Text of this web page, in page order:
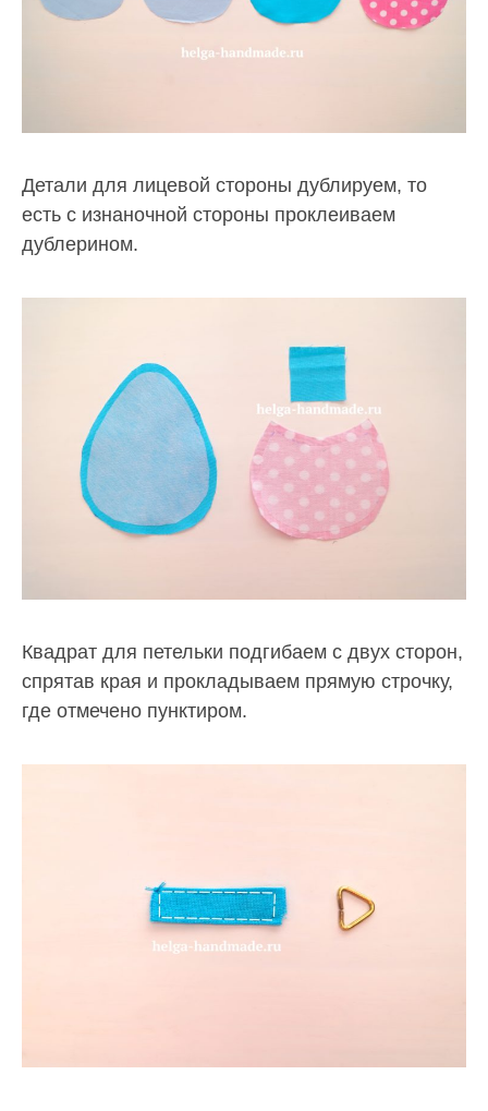
Детали для лицевой стороны дублируем, то
есть с изнаночной стороны проклеиваем
дублерином.
Квадрат для петельки подгибаем с двух сторон,
спрятав края и прокладываем прямую строчку,
где отмечено пунктиром.